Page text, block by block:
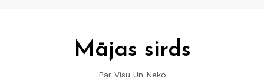
Mājas sirds
Par Visu Un Neko